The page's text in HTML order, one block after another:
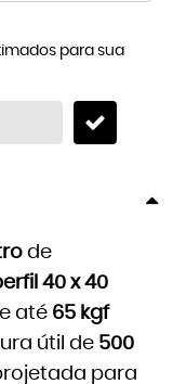
para sua
de
40 x 40
até 65 kgf
útil de 500
para